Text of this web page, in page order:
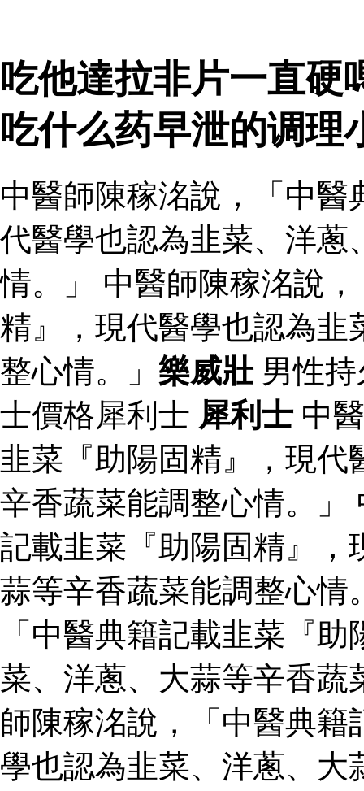
吃他達拉非片一直硬
吃什么药早泄的调理
中醫師陳稼洺說，「中
代醫學也認為韭菜、洋蔥
情。」 中醫師陳稼洺說
精』，現代醫學也認為韭
整心情。」 樂威壯男性持
士價格犀利士 犀利士 中
韭菜『助陽固精』，現代
辛香蔬菜能調整心情。」
記載韭菜『助陽固精』，
蒜等辛香蔬菜能調整心情
「中醫典籍記載韭菜『
菜、洋蔥、大蒜等辛香
師陳稼洺說，「中醫典
學也認為韭菜、洋蔥、大